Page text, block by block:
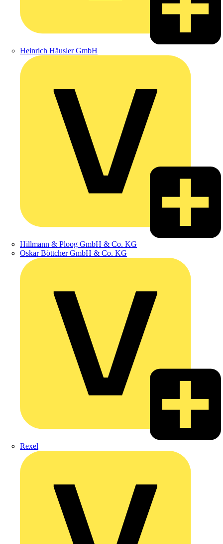
Heinrich Häusler GmbH
Hillmann & Ploog GmbH & Co. KG
Oskar Böttcher GmbH & Co. KG
Rexel